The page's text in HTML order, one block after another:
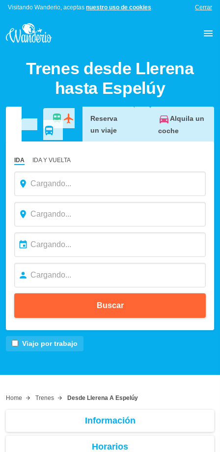
Visitando Wanderio, aceptas nuestro uso de cookies. Cerrar
Trenes desde Llerena
hasta Espelúy
Reserva
un viaje
Alquila un
coche
IDA IDA Y VUELTA
Buscar
Viajo por trabajo
Home Trenes Desde Llerena A Espelúy
Información
Horarios